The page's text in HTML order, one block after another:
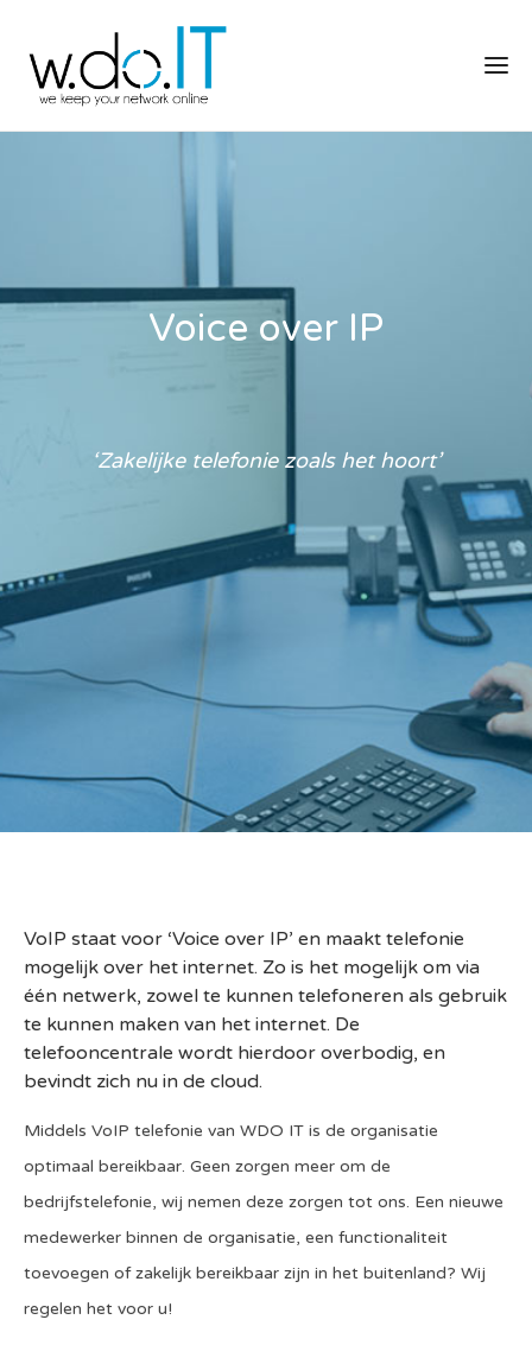
Voice over IP
‘Zakelijke telefonie zoals het hoort’
VoIP staat voor ‘Voice over IP’ en maakt telefonie
mogelijk over het internet. Zo is het mogelijk om via
één netwerk, zowel te kunnen telefoneren als gebruik
te kunnen maken van het internet. De
telefooncentrale wordt hierdoor overbodig, en
bevindt zich nu in de cloud.
Middels VoIP telefonie van WDO IT is de organisatie
optimaal bereikbaar. Geen zorgen meer om de
bedrijfstelefonie, wij nemen deze zorgen tot ons. Een nieuwe
medewerker binnen de organisatie, een functionaliteit
toevoegen of zakelijk bereikbaar zijn in het buitenland? Wij
regelen het voor u!